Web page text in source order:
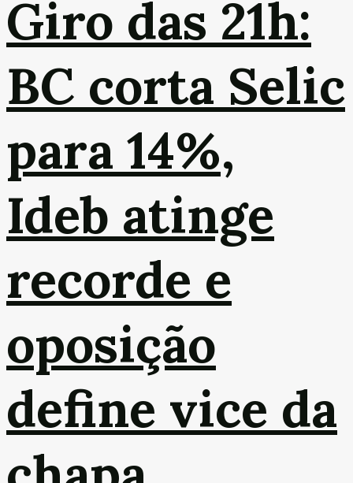
Giro das 21h:
BC corta Selic
para 14%,
Ideb atinge
recorde e
oposição
define vice da